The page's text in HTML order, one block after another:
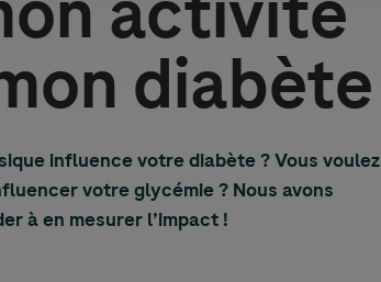
diabète
influence votre diabète ? Vous voulez
votre glycémie ? Nous avons
à en mesurer l’impact !